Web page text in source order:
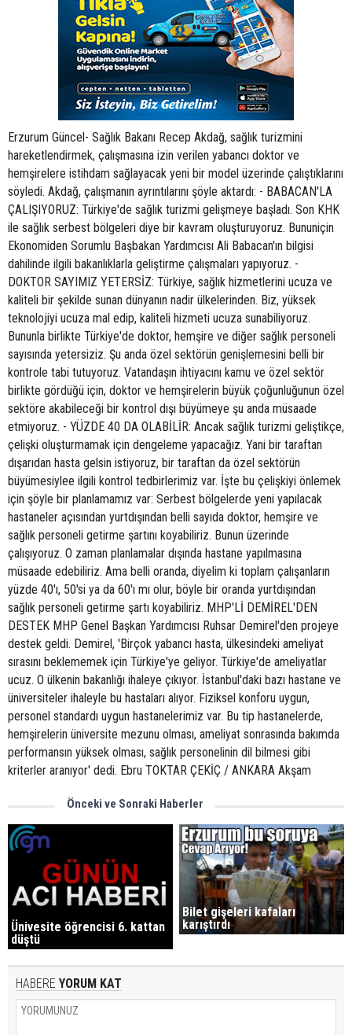
Erzurum Güncel- Sağlık Bakanı Recep Akdağ, sağlık turizmini
hareketlendirmek, çalışmasına izin verilen yabancı doktor ve
hemşirelere istihdam sağlayacak yeni bir model üzerinde çalıştıklarını
söyledi. Akdağ, çalışmanın ayrıntılarını şöyle aktardı: - BABACAN'LA
ÇALIŞIYORUZ: Türkiye'de sağlık turizmi gelişmeye başladı. Son KHK
ile sağlık serbest bölgeleri diye bir kavram oluşturuyoruz. Bununiçin
Ekonomiden Sorumlu Başbakan Yardımcısı Ali Babacan'ın bilgisi
dahilinde ilgili bakanlıklarla geliştirme çalışmaları yapıyoruz. -
DOKTOR SAYIMIZ YETERSİZ: Türkiye, sağlık hizmetlerini ucuza ve
kaliteli bir şekilde sunan dünyanın nadir ülkelerinden. Biz, yüksek
teknolojiyi ucuza mal edip, kaliteli hizmeti ucuza sunabiliyoruz.
Bununla birlikte Türkiye'de doktor, hemşire ve diğer sağlık personeli
sayısında yetersiziz. Şu anda özel sektörün genişlemesini belli bir
kontrole tabi tutuyoruz. Vatandaşın ihtiyacını kamu ve özel sektör
birlikte gördüğü için, doktor ve hemşirelerin büyük çoğunluğunun özel
sektöre akabileceği bir kontrol dışı büyümeye şu anda müsaade
etmiyoruz. - YÜZDE 40 DA OLABİLİR: Ancak sağlık turizmi geliştikçe,
çelişki oluşturmamak için dengeleme yapacağız. Yani bir taraftan
dışarıdan hasta gelsin istiyoruz, bir taraftan da özel sektörün
büyümesiylee ilgili kontrol tedbirlerimiz var. İşte bu çelişkiyi önlemek
için şöyle bir planlamamız var: Serbest bölgelerde yeni yapılacak
hastaneler açısından yurtdışından belli sayıda doktor, hemşire ve
sağlık personeli getirme şartını koyabiliriz. Bunun üzerinde
çalışıyoruz. O zaman planlamalar dışında hastane yapılmasına
müsaade edebiliriz. Ama belli oranda, diyelim ki toplam çalışanların
yüzde 40'ı, 50'si ya da 60'ı mı olur, böyle bir oranda yurtdışından
sağlık personeli getirme şartı koyabiliriz. MHP'Lİ DEMİREL'DEN
DESTEK MHP Genel Başkan Yardımcısı Ruhsar Demirel'den projeye
destek geldi. Demirel, 'Birçok yabancı hasta, ülkesindeki ameliyat
sırasını beklememek için Türkiye'ye geliyor. Türkiye'de ameliyatlar
ucuz. O ülkenin bakanlığı ihaleye çıkıyor. İstanbul'daki bazı hastane ve
üniversiteler ihaleyle bu hastaları alıyor. Fiziksel konforu uygun,
personel standardı uygun hastanelerimiz var. Bu tip hastanelerde,
hemşirelerin üniversite mezunu olması, ameliyat sonrasında bakımda
performansın yüksek olması, sağlık personelinin dil bilmesi gibi
kriterler aranıyor' dedi. Ebru TOKTAR ÇEKİÇ / ANKARA Akşam
Önceki ve Sonraki Haberler
Ünivesite öğrencisi 6. kattan
düştü
Bilet gişeleri kafaları
karıştırdı
HABERE YORUM KAT